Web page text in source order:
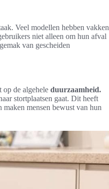
Veel modellen hebben vakken
niet alleen om hun afval
van gescheiden
op de algehele duurzaamheid.
stortplaatsen gaat. Dit heeft
mensen bewust van hun